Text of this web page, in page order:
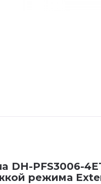
DH-PFS3006-
режима